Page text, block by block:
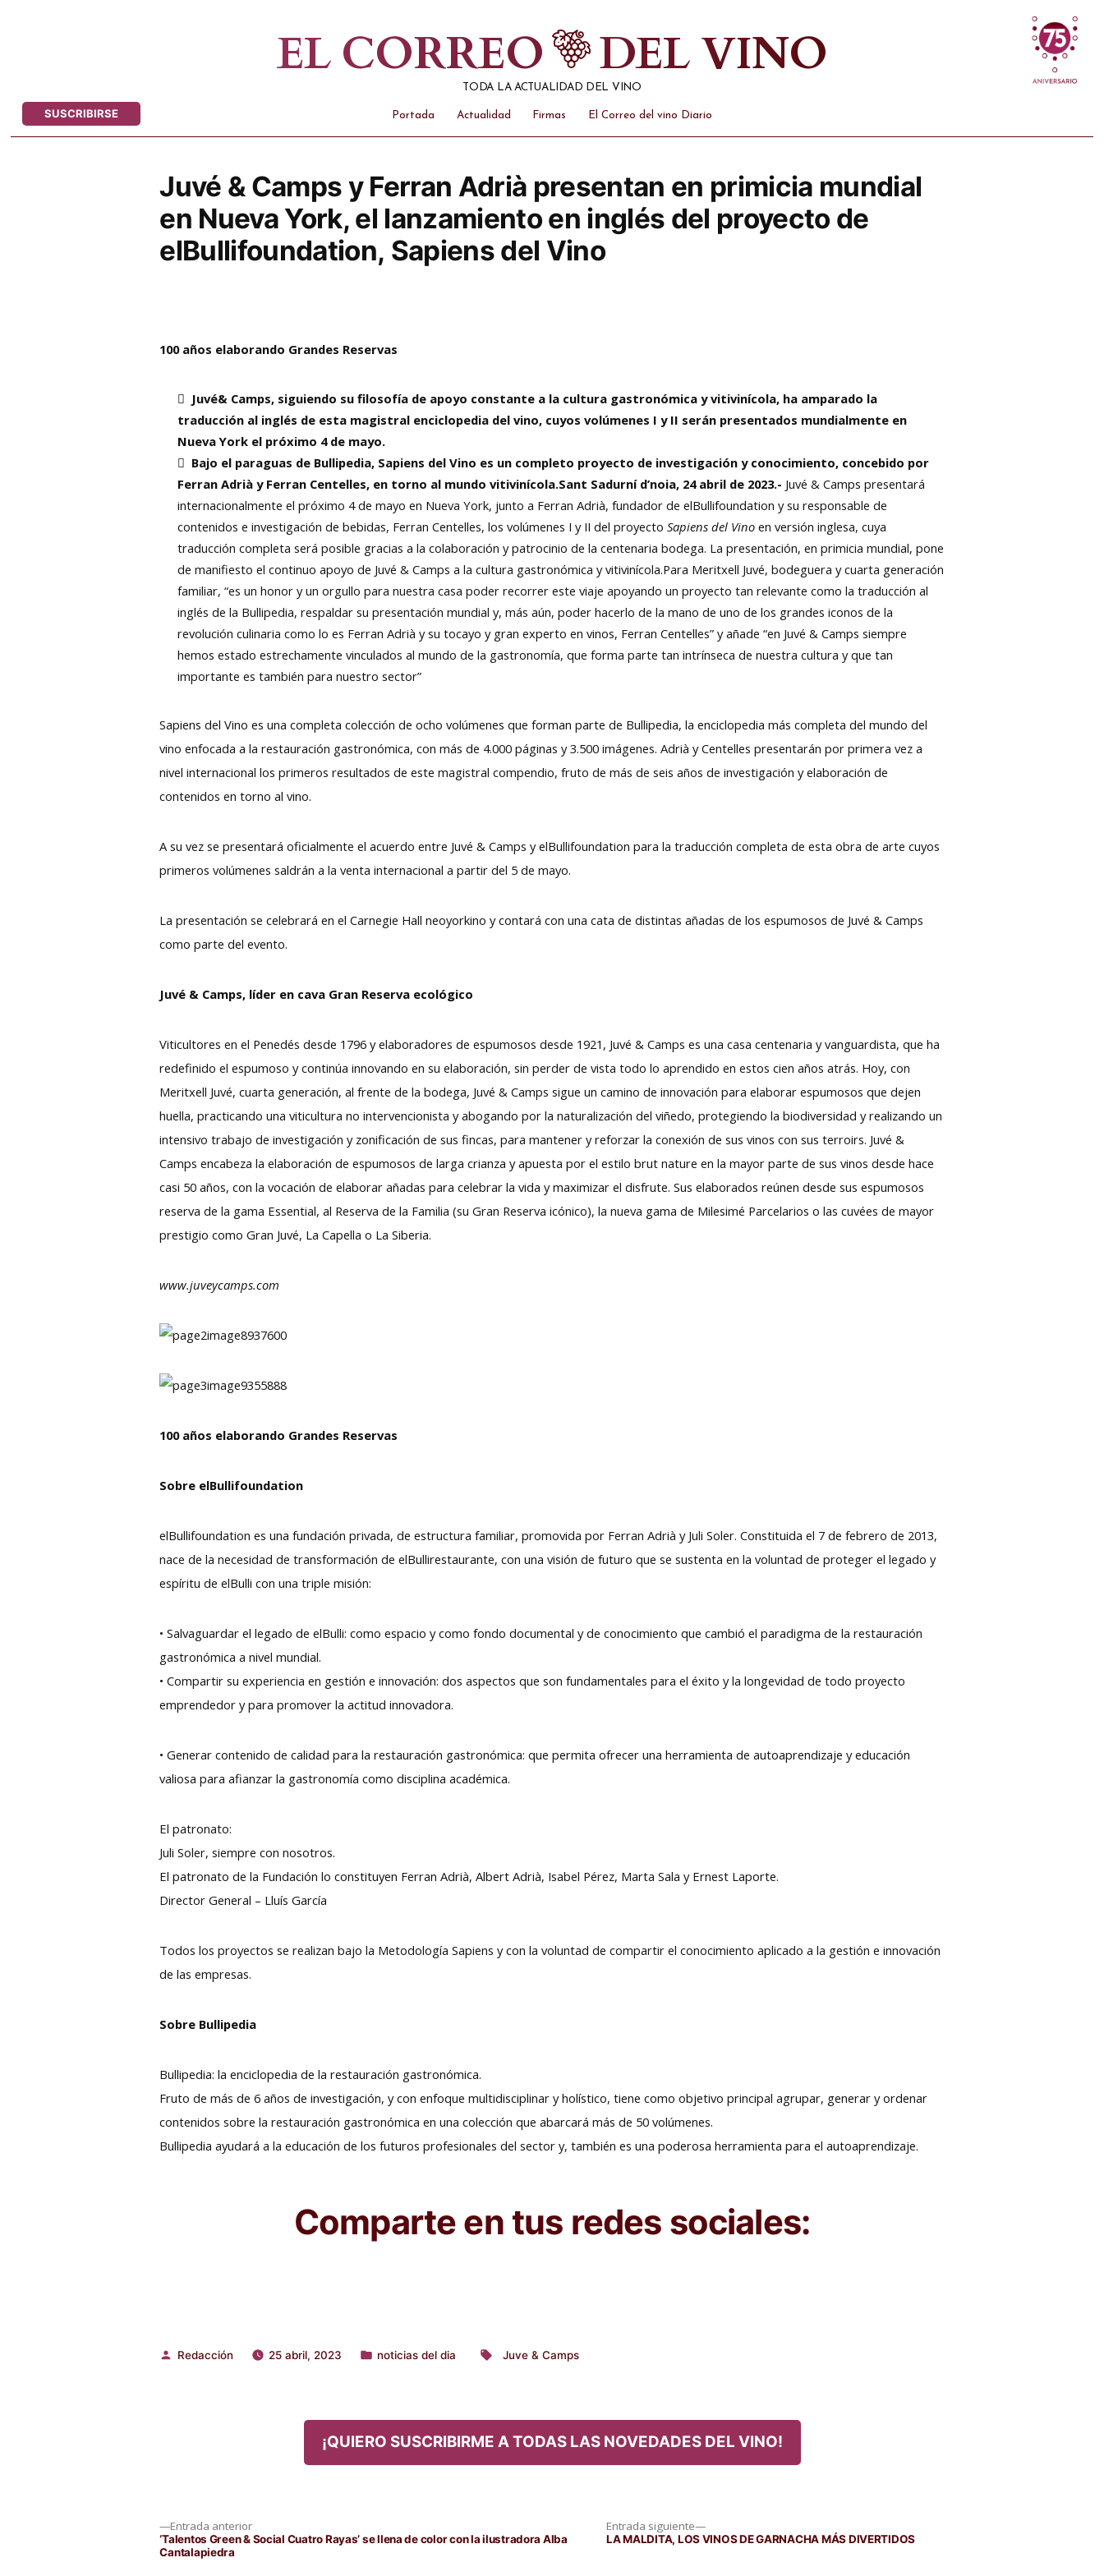
EL CORREO DEL VINO
TODA LA ACTUALIDAD DEL VINO
SUSCRIBIRSE Portada Actualidad Firmas El Correo del vino Diario
Juvé & Camps y Ferran Adrià presentan en primicia mundial
en Nueva York, el lanzamiento en inglés del proyecto de
elBullifoundation, Sapiens del Vino
100 años elaborando Grandes Reservas
 Juvé& Camps, siguiendo su filosofía de apoyo constante a la cultura gastronómica y vitivinícola, ha amparado la
traducción al inglés de esta magistral enciclopedia del vino, cuyos volúmenes I y II serán presentados mundialmente en
Nueva York el próximo 4 de mayo.
 Bajo el paraguas de Bullipedia, Sapiens del Vino es un completo proyecto de investigación y conocimiento, concebido por
Ferran Adrià y Ferran Centelles, en torno al mundo vitivinícola.Sant Sadurní d’noia, 24 abril de 2023.- Juvé & Camps presentará
internacionalmente el próximo 4 de mayo en Nueva York, junto a Ferran Adrià, fundador de elBullifoundation y su responsable de
contenidos e investigación de bebidas, Ferran Centelles, los volúmenes I y II del proyectoSapiens del Vinoen versión inglesa, cuya
traducción completa será posible gracias a la colaboración y patrocinio de la centenaria bodega. La presentación, en primicia mundial, pone
de manifiesto el continuo apoyo de Juvé & Camps a la cultura gastronómica y vitivinícola.Para Meritxell Juvé, bodeguera y cuarta generación
familiar, “es un honor y un orgullo para nuestra casa poder recorrer este viaje apoyando un proyecto tan relevante como la traducción al
inglés de la Bullipedia, respaldar su presentación mundial y, más aún, poder hacerlo de la mano de uno de los grandes iconos de la
revolución culinaria como lo es Ferran Adrià y su tocayo y gran experto en vinos, Ferran Centelles” y añade “en Juvé & Camps siempre
hemos estado estrechamente vinculados al mundo de la gastronomía, que forma parte tan intrínseca de nuestra cultura y que tan
importante es también para nuestro sector”
Sapiens del Vino es una completa colección de ocho volúmenes que forman parte de Bullipedia, la enciclopedia más completa del mundo del
vino enfocada a la restauración gastronómica, con más de 4.000 páginas y 3.500 imágenes. Adrià y Centelles presentarán por primera vez a
nivel internacional los primeros resultados de este magistral compendio, fruto de más de seis años de investigación y elaboración de
contenidos en torno al vino.
A su vez se presentará oficialmente el acuerdo entre Juvé & Camps y elBullifoundation para la traducción completa de esta obra de arte cuyos
primeros volúmenes saldrán a la venta internacional a partir del 5 de mayo.
La presentación se celebrará en el Carnegie Hall neoyorkino y contará con una cata de distintas añadas de los espumosos de Juvé & Camps
como parte del evento.
Juvé & Camps, líder en cava Gran Reserva ecológico
Viticultores en el Penedés desde 1796 y elaboradores de espumosos desde 1921, Juvé & Camps es una casa centenaria y vanguardista, que ha
redefinido el espumoso y continúa innovando en su elaboración, sin perder de vista todo lo aprendido en estos cien años atrás. Hoy, con
Meritxell Juvé, cuarta generación, al frente de la bodega, Juvé & Camps sigue un camino de innovación para elaborar espumosos que dejen
huella, practicando una viticultura no intervencionista y abogando por la naturalización del viñedo, protegiendo la biodiversidad y realizando un
intensivo trabajo de investigación y zonificación de sus fincas, para mantener y reforzar la conexión de sus vinos con sus terroirs. Juvé &
Camps encabeza la elaboración de espumosos de larga crianza y apuesta por el estilo brut nature en la mayor parte de sus vinos desde hace
casi 50 años, con la vocación de elaborar añadas para celebrar la vida y maximizar el disfrute. Sus elaborados reúnen desde sus espumosos
reserva de la gama Essential, al Reserva de la Familia (su Gran Reserva icónico), la nueva gama de Milesimé Parcelarios o las cuvées de mayor
prestigio como Gran Juvé, La Capella o La Siberia.
www.juveycamps.com
100 años elaborando Grandes Reservas
Sobre elBullifoundation
elBullifoundation es una fundación privada, de estructura familiar, promovida por Ferran Adrià y Juli Soler. Constituida el 7 de febrero de 2013,
nace de la necesidad de transformación de elBullirestaurante, con una visión de futuro que se sustenta en la voluntad de proteger el legado y
espíritu de elBulli con una triple misión:
• Salvaguardar el legado de elBulli: como espacio y como fondo documental y de conocimiento que cambió el paradigma de la restauración
gastronómica a nivel mundial.
• Compartir su experiencia en gestión e innovación: dos aspectos que son fundamentales para el éxito y la longevidad de todo proyecto
emprendedor y para promover la actitud innovadora.
• Generar contenido de calidad para la restauración gastronómica: que permita ofrecer una herramienta de autoaprendizaje y educación
valiosa para afianzar la gastronomía como disciplina académica.
El patronato:
Juli Soler, siempre con nosotros.
El patronato de la Fundación lo constituyen Ferran Adrià, Albert Adrià, Isabel Pérez, Marta Sala y Ernest Laporte.
Director General – Lluís García
Todos los proyectos se realizan bajo la Metodología Sapiens y con la voluntad de compartir el conocimiento aplicado a la gestión e innovación
de las empresas.
Sobre Bullipedia
Bullipedia: la enciclopedia de la restauración gastronómica.
Fruto de más de 6 años de investigación, y con enfoque multidisciplinar y holístico, tiene como objetivo principal agrupar, generar y ordenar
contenidos sobre la restauración gastronómica en una colección que abarcará más de 50 volúmenes.
Bullipedia ayudará a la educación de los futuros profesionales del sector y, también es una poderosa herramienta para el autoaprendizaje.
Comparte en tus redes sociales:
Publicado
Redacción 25 abril, 2023
Publicado
noticias del dia
Etiquetas:
Juve & Camps
¡QUIERO SUSCRIBIRME A TODAS LAS NOVEDADES DEL VINO!
Entrada anteriorEntrada
anterior:
‘Talentos Green & Social Cuatro Rayas’ se llena de color con la ilustradora Alba
Cantalapiedra
Entrada siguiente
Entrada
siguiente:
LA MALDITA, LOS VINOS DE GARNACHA MÁS DIVERTIDOS